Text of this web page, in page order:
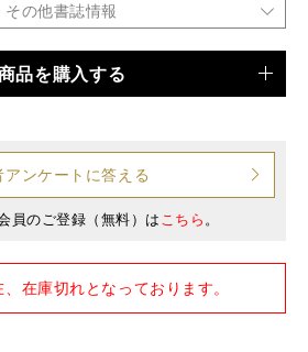
その他書誌情報
品を購入する
アンケートに答える
員のご登録（無料）は こちら 。
在庫切れとなっております。